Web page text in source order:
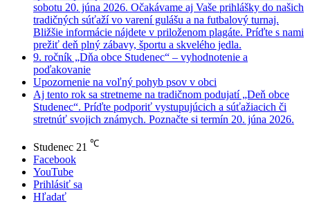
sobotu 20. júna 2026. Očakávame aj Vaše prihlášky do našich
tradičných súťaží vo varení gulášu a na futbalový turnaj.
Bližšie informácie nájdete v priloženom plagáte. Príďte s nami
prežiť deň plný zábavy, športu a skvelého jedla.
9. ročník „Dňa obce Studenec“ – vyhodnotenie a
poďakovanie
Upozornenie na voľný pohyb psov v obci
Aj tento rok sa stretneme na tradičnom podujatí „Deň obce
Studenec“. Príďte podporiť vystupujúcich a súťažiacich či
stretnúť svojich známych. Poznačte si termín 20. júna 2026.
Studenec 21 ℃
Facebook
YouTube
Prihlásiť sa
Hľadať